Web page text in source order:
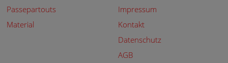
Passepartouts
Material
Impressum
Kontakt
Datenschutz
AGB